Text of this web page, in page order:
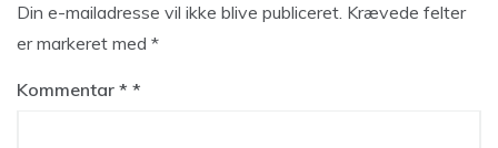
Din e-mailadresse vil ikke blive publiceret. Krævede felter
er markeret med *
Kommentar *